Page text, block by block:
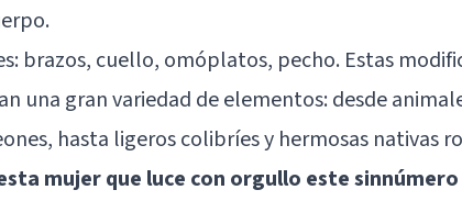
brazos, cuello, omóplatos, pecho. Estas
una gran variedad de elementos: desde
hasta ligeros colibríes y hermosas nativas
mujer que luce con orgullo este